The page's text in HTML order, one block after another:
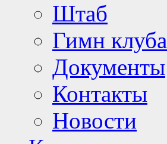
Штаб
Гимн клуба
Документы
Контакты
Новости